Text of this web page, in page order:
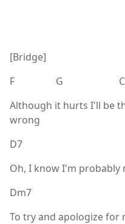
[Bridge]
F G C G/B
Although it hurts I'll be
wrong
D7
Oh, I know I'm probably
Dm7
To try and apologize for